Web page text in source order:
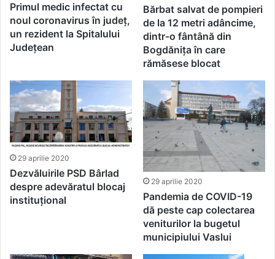
Primul medic infectat cu
noul coronavirus în județ,
un rezident la Spitalului
Județean
Bărbat salvat de pompieri
de la 12 metri adâncime,
dintr-o fântână din
Bogdănița în care
rămăsese blocat
29 aprilie 2020
Dezvăluirile PSD Bârlad
despre adevăratul blocaj
instituțional
29 aprilie 2020
Pandemia de COVID-19
dă peste cap colectarea
veniturilor la bugetul
municipiului Vaslui